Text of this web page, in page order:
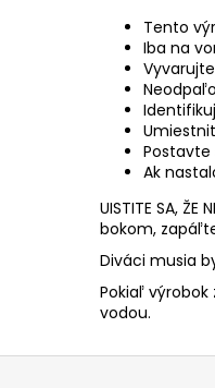
Tento
Iba na
Ak
UISTITE SA,
bokom,
Diváci musia
Pokiaľ
vodou.